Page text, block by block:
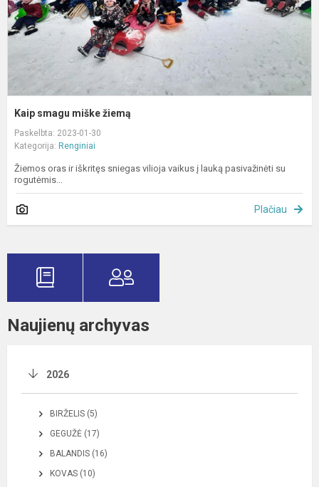
Kaip smagu miške žiemą
Paskelbta: 2023-01-30
Kategorija: Renginiai
Žiemos oras ir iškritęs sniegas vilioja vaikus į lauką pasivažinėti su
rogutėmis...
Plačiau
Naujienų archyvas
2026
BIRŽELIS (5)
GEGUŽĖ (17)
BALANDIS (16)
KOVAS (10)